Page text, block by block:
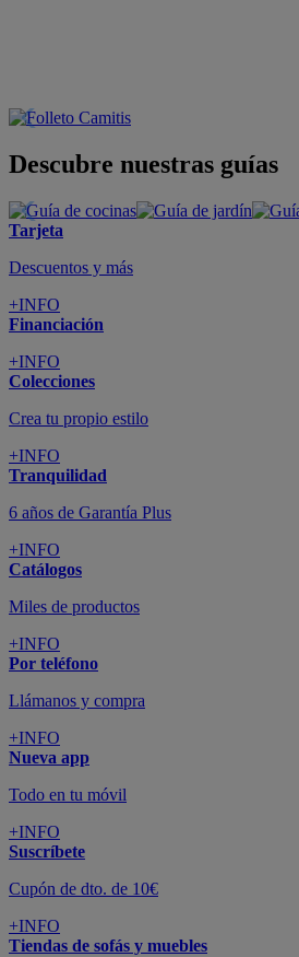
Descubre nuestras guías
Tarjeta
Descuentos y más
+INFO
Financiación
+INFO
Colecciones
Crea tu propio estilo
+INFO
Tranquilidad
6 años de Garantía Plus
+INFO
Catálogos
Miles de productos
+INFO
Por teléfono
Llámanos y compra
+INFO
Nueva app
Todo en tu móvil
+INFO
Suscríbete
Cupón de dto. de 10€
+INFO
Tiendas de sofás y muebles